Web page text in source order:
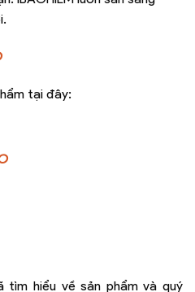
tại đây:
tìm hiểu về sản phẩm và quý